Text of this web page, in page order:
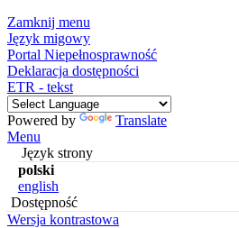
Zamknij menu
Język migowy
Portal Niepełnosprawność
Deklaracja dostępności
ETR - tekst
Powered by
Translate
Menu
Język strony
polski
english
Dostępność
Wersja kontrastowa